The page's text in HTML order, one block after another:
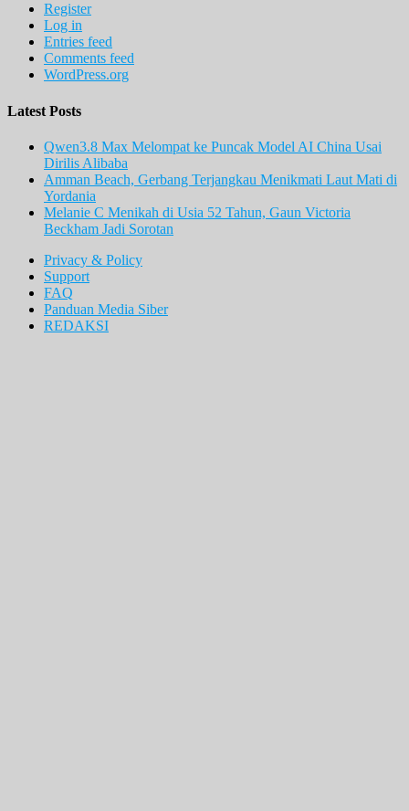
Register
Log in
Entries feed
Comments feed
WordPress.org
Latest Posts
Qwen3.8 Max Melompat ke Puncak Model AI China Usai
Dirilis Alibaba
Amman Beach, Gerbang Terjangkau Menikmati Laut Mati di
Yordania
Melanie C Menikah di Usia 52 Tahun, Gaun Victoria
Beckham Jadi Sorotan
Privacy & Policy
Support
FAQ
Panduan Media Siber
REDAKSI